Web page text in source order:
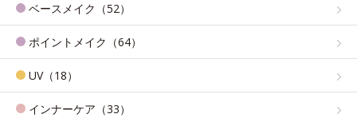
ベースメイク（52）
ポイントメイク（64）
UV（18）
インナーケア（33）